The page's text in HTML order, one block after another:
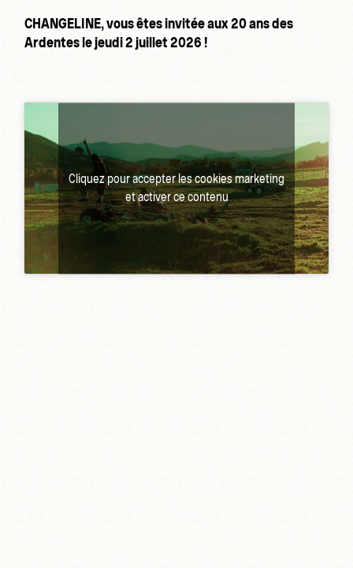
CHANGELINE, vous êtes invitée aux 20 ans des
Ardentes le jeudi 2 juillet 2026 !
Cliquez pour accepter les cookies marketing
et activer ce contenu